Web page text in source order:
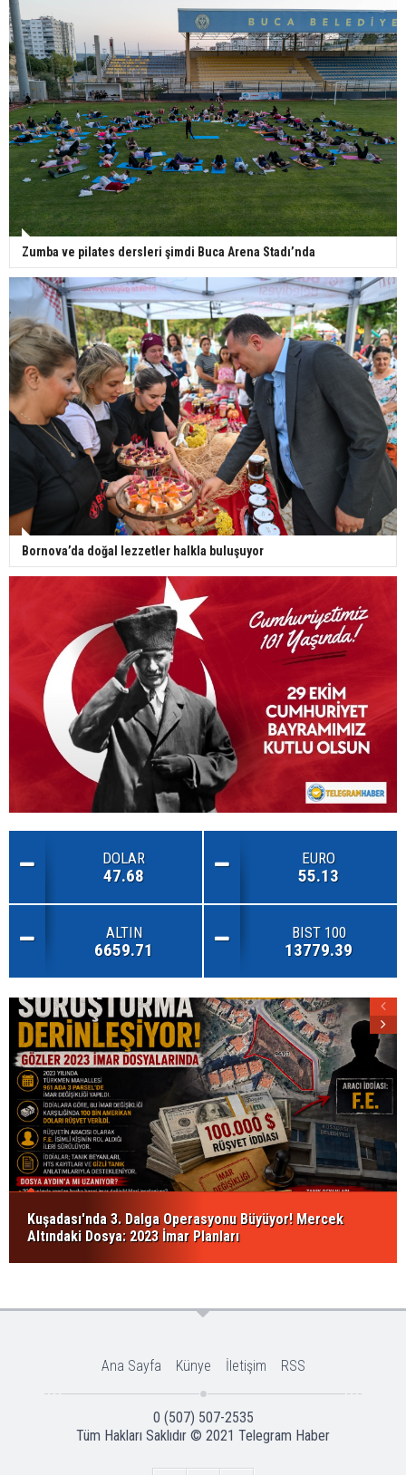
Zumba ve pilates dersleri şimdi Buca Arena Stadı’nda
Bornova’da doğal lezzetler halkla buluşuyor
DOLAR
47.68
EURO
55.13
ALTIN
6659.71
BIST 100
13779.39
Kuşadası'nda 3. Dalga Operasyonu Büyüyor! Mercek
Altındaki Dosya: 2023 İmar Planları
Ana Sayfa Künye İletişim RSS
0 (507) 507-2535
Tüm Hakları Saklıdır © 2021 Telegram Haber